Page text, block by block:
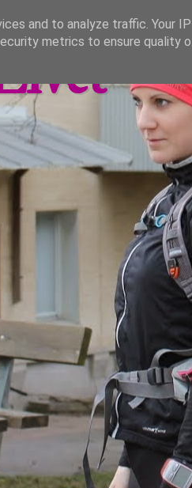
and to analyze traffic. Your
metrics to ensure quality